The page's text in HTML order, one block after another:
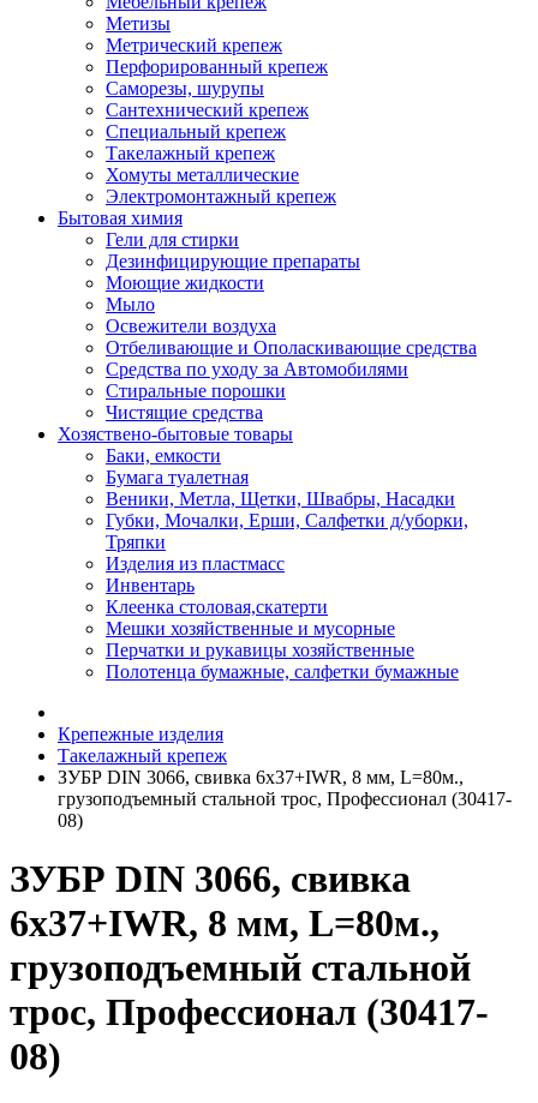
Метизы
Метрический крепеж
Перфорированный крепеж
Саморезы, шурупы
Сантехнический крепеж
Специальный крепеж
Такелажный крепеж
Хомуты металлические
Электромонтажный крепеж
Бытовая химия
Гели для стирки
Дезинфицирующие препараты
Моющие жидкости
Мыло
Освежители воздуха
Отбеливающие и Ополаскивающие средства
Средства по уходу за Автомобилями
Стиральные порошки
Чистящие средства
Хозяствено-бытовые товары
Баки, емкости
Бумага туалетная
Веники, Метла, Щетки, Швабры, Насадки
Губки, Мочалки, Ерши, Салфетки д/уборки,
Тряпки
Изделия из пластмасс
Инвентарь
Клеенка столовая,скатерти
Мешки хозяйственные и мусорные
Перчатки и рукавицы хозяйственные
Полотенца бумажные, салфетки бумажные
Крепежные изделия
Такелажный крепеж
ЗУБР DIN 3066, свивка 6х37+IWR, 8 мм, L=80м.,
грузоподъемный стальной трос, Профессионал (30417-
08)
ЗУБР DIN 3066, свивка
6х37+IWR, 8 мм, L=80м.,
грузоподъемный стальной
трос, Профессионал (30417-
08)